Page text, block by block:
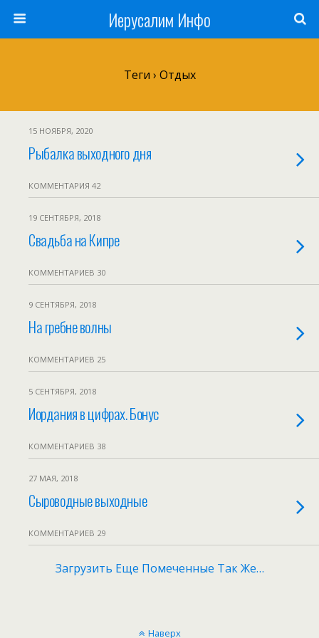
Иерусалим Инфо
Теги › Отдых
15 НОЯБРЯ, 2020
Рыбалка выходного дня
КОММЕНТАРИЯ 42
19 СЕНТЯБРЯ, 2018
Свадьба на Кипре
КОММЕНТАРИЕВ 30
9 СЕНТЯБРЯ, 2018
На гребне волны
КОММЕНТАРИЕВ 25
5 СЕНТЯБРЯ, 2018
Иордания в цифрах. Бонус
КОММЕНТАРИЕВ 38
27 МАЯ, 2018
Сыроводные выходные
КОММЕНТАРИЕВ 29
Загрузить Еще Помеченные Так Же…
Наверх